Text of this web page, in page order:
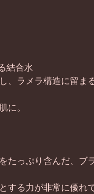
結合水
、ラメラ構造に留ま
に。
たっぷり含んだ、ブ
する力が非常に優れ